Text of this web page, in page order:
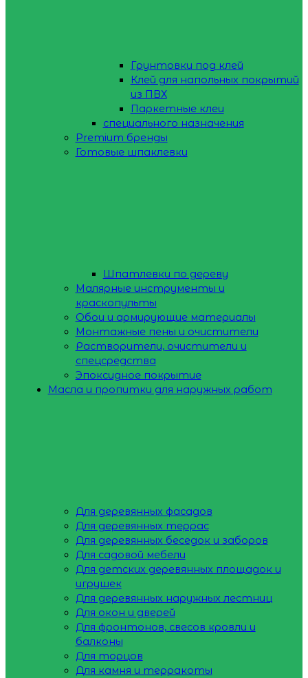
Грунтовки под клей
Клей для напольных покрытий
из ПВХ
Паркетные клеи
специального назначения
Premium бренды
Готовые шпаклевки
Шпатлевки по дереву
Малярные инструменты и
краскопульты
Обои и армирующие материалы
Монтажные пены и очистители
Растворители, очистители и
спецсредства
Эпоксидное покрытие
Масла и пропитки для наружных работ
Для деревянных фасадов
Для деревянных террас
Для деревянных беседок и заборов
Для садовой мебели
Для детских деревянных площадок и
игрушек
Для деревянных наружных лестниц
Для окон и дверей
Для фронтонов, свесов кровли и
балконы
Для торцов
Для камня и терракоты